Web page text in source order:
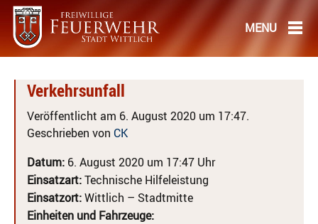
Verkehrsunfall
Veröffentlicht am 6. August 2020 um 17:47.
Geschrieben von CK
Datum: 6. August 2020 um 17:47 Uhr
Einsatzart:Technische Hilfeleistung
Einsatzort:Wittlich – Stadtmitte
Einheiten und Fahrzeuge: